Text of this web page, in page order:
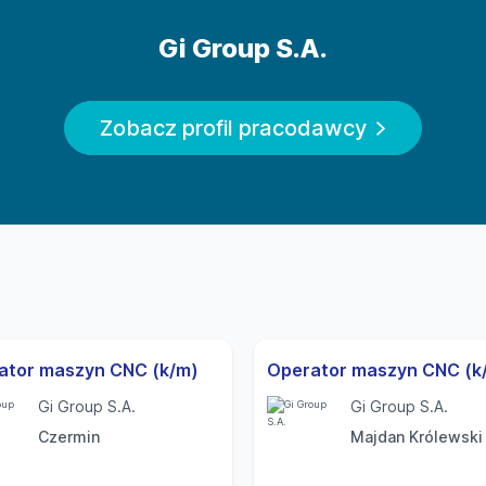
naruszeń prawa i podejmowania działań
dostępna na stronie internetowej pod następującym
2010
Gi Group S.A.
Zobacz profil pracodawcy
maszyn CNC (k/m)
Gi Group S.A.
Czermin
Operator maszyn CNC
Gi Group S.A.
Majdan Królewski